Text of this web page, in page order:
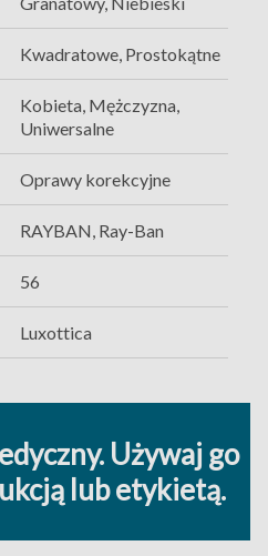
Kwadratowe, Prostokątne
Kobieta, Mężczyzna,
Uniwersalne
Oprawy korekcyjne
RAYBAN, Ray-Ban
56
Luxottica
Używaj go
lub etykietą.